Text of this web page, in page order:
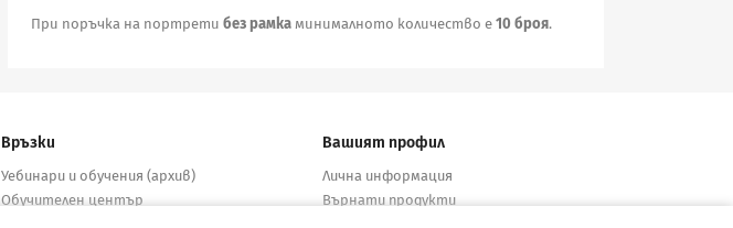
При поръчка на портрети без рамка минималното количество е 10 броя.
Връзки
Уебинари и обучения (архив)
Обучителен център
Вашият профил
Лична информация
Върнати продукти